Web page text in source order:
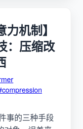
机制】
：压缩改
事的三种手段